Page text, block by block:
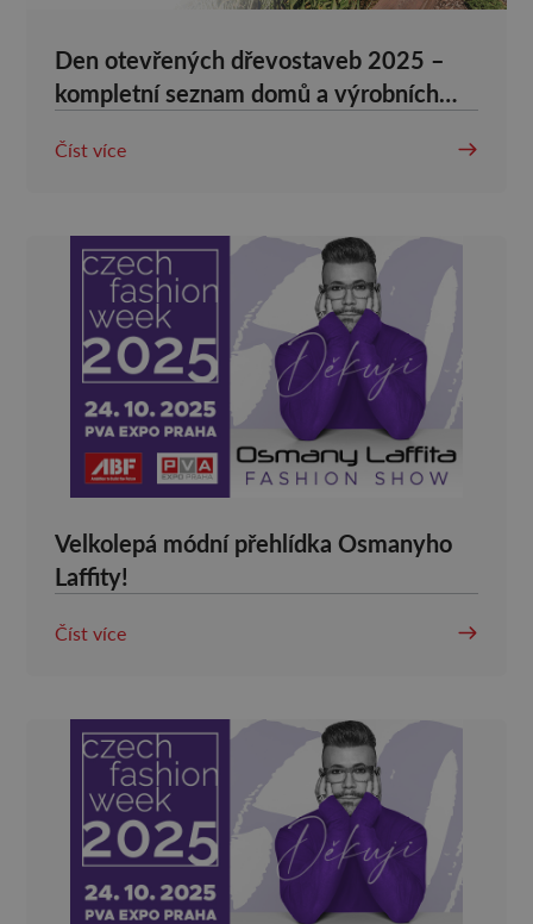
Den otevřených dřevostaveb 2025 –
kompletní seznam domů a výrobních
celém Česku
Číst více
Velkolepá módní přehlídka Osmanyho
Laffity!
Číst více